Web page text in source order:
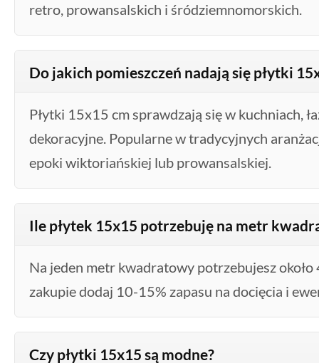
retro, prowansalskich i śródziemnomorskich.
Do jakich pomieszczeń nadają się płytki
Płytki 15x15 cm sprawdzają się w kuchniach,
dekoracyjne. Popularne w tradycyjnych
epoki wiktoriańskiej lub prowansalskiej.
Ile płytek 15x15 potrzebuję na metr
Na jeden metr kwadratowy potrzebujesz
zakupie dodaj 10-15% zapasu na docięcia i
Czy płytki 15x15 są modne?